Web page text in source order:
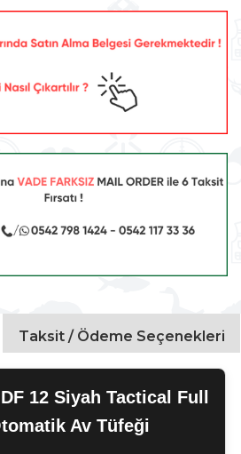
Taksit / Ödeme Seçenekleri
12 Siyah Tactical Full
Av Tüfeği